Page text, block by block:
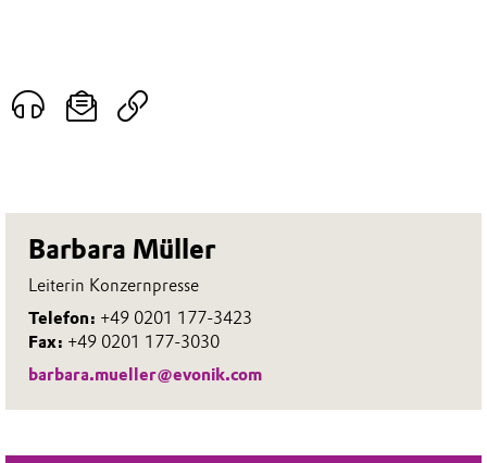
Barbara Müller
Leiterin Konzernpresse
Telefon: +49 0201 177-3423
Fax: +49 0201 177-3030
barbara.mueller@evonik.com